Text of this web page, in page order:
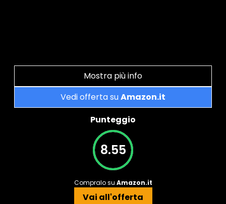
Mostra più info
Vedi offerta suAmazon.it
Punteggio
8.55
Compralo su Amazon.it
Vai all'offerta